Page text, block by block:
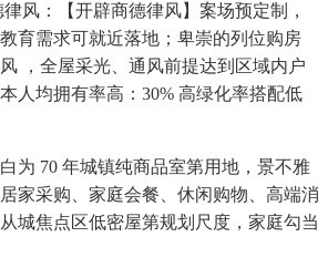
风：【开辟商德律风】案场预定制，
育需求可就近落地；卑崇的列位购房
，全屋采光、通风前提达到区域内户
人均拥有率高：30% 高绿化率搭配低
70 年城镇纯商品室第用地，景不雅
家采购、家庭会餐、休闲购物、高端消
城焦点区低密屋第规划尺度，家庭勾当